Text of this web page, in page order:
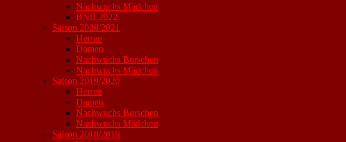
Nachwuchs Mädchen
BNB 2022
Saison 2020/2021
Herren
Damen
Nachwuchs Burschen
Nachwuchs Mädchen
Saison 2019/2020
Herren
Damen
Nachwuchs Burschen
Nachwuchs Mädchen
Saison 2018/2019